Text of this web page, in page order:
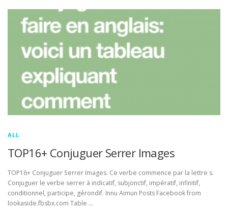
ALL
TOP16+ Conjuguer Serrer Images
TOP16+ Conjuguer Serrer Images. Ce verbe commence par la lettre s.
Conjuguer le verbe serrer à indicatif, subjonctif, impératif, infinitif,
conditionnel, participe, gérondif. Innu Aimun Posts Facebook from
lookaside.fbsbx.com Table …